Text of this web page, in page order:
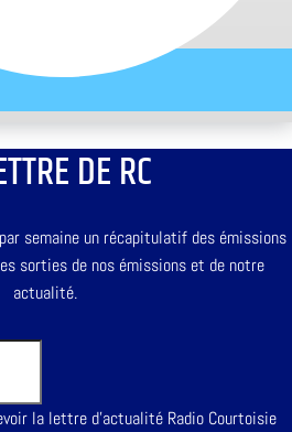
DE RC
semaine un récapitulatif des émissions
sorties de nos émissions et de notre
actualité.
la lettre d'actualité Radio Courtoisie